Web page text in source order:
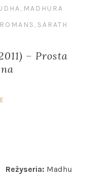
, MADHURA
ROMANS , SARATH
– Prosta
Reżyseria: Madhu